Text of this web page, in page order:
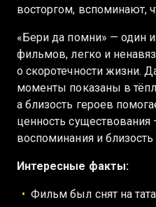
восторгом, вспоминают,
«Бери да помни» — один
фильмов, легко и
о скоротечности жизни.
моменты показаны в
а близость героев
ценность
воспоминания и
Интересные факты:
Фильм был снят на